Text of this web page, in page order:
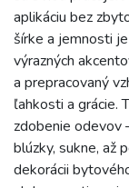
aplikáciu bez
šírke a jemnosti
výrazných
a prepracovaný
ľahkosti a grácie.
zdobenie odevov
blúzky, sukne, až
dekorácii